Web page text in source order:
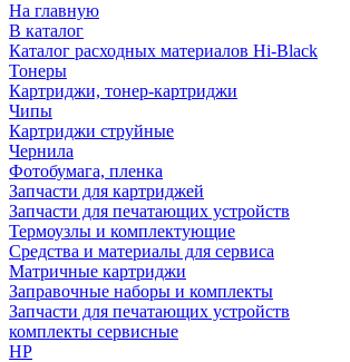
На главную
В каталог
Каталог расходных материалов Hi-Black
Тонеры
Картриджи, тонер-картриджи
Чипы
Картриджи струйные
Чернила
Фотобумага, пленка
Запчасти для картриджей
Запчасти для печатающих устройств
Термоузлы и комплектующие
Средства и материалы для сервиса
Матричные картриджи
Заправочные наборы и комплекты
Запчасти для печатающих устройств
комплекты сервисные
HP